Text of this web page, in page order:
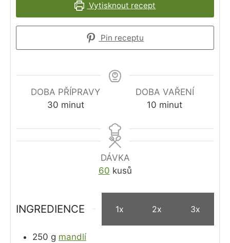
Vytisknout recept
Pin receptu
DOBA PŘÍPRAVY
30minutes
minut
DOBA VAŘENÍ
10 minutes
minut
DÁVKA
60 kusů
INGREDIENCE 1x 2x 3x
250 g mandlí